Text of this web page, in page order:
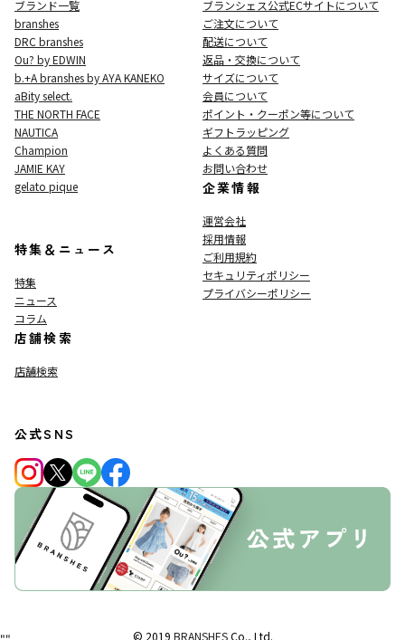
ブランド一覧
branshes
DRC branshes
Ou? by EDWIN
b.+A branshes by AYA KANEKO
aBity select.
THE NORTH FACE
NAUTICA
Champion
JAMIE KAY
gelato pique
特集＆ニュース
特集
ニュース
コラム
店舗検索
店舗検索
ブランシェス公式ECサイトについて
ご注文について
配送について
返品・交換について
サイズについて
会員について
ポイント・クーポン等について
ギフトラッピング
よくある質問
お問い合わせ
企業情報
運営会社
採用情報
ご利用規約
セキュリティポリシー
プライバシーポリシー
公式SNS
© 2019 BRANSHESCo., Ltd.